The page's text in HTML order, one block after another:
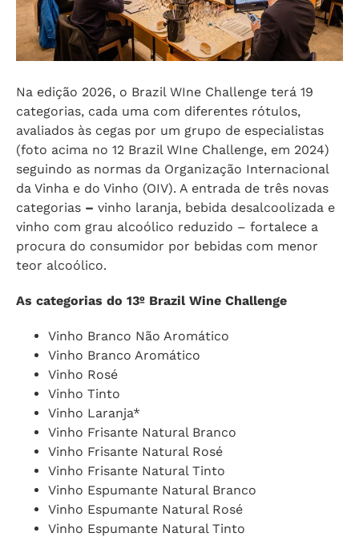
Na edição 2026, o Brazil WIne Challenge terá 19
categorias, cada uma com diferentes rótulos,
avaliados às cegas por um grupo de especialistas
(foto acima no 12 Brazil WIne Challenge, em 2024)
seguindo as normas da Organização Internacional
da Vinha e do Vinho (OIV). A entrada de três novas
categorias – vinho laranja, bebida desalcoolizada e
vinho com grau alcoólico reduzido – fortalece a
procura do consumidor por bebidas com menor
teor alcoólico.
As categorias do 13º Brazil Wine Challenge
Vinho Branco Não Aromático
Vinho Branco Aromático
Vinho Rosé
Vinho Tinto
Vinho Laranja*
Vinho Frisante Natural Branco
Vinho Frisante Natural Rosé
Vinho Frisante Natural Tinto
Vinho Espumante Natural Branco
Vinho Espumante Natural Rosé
Vinho Espumante Natural Tinto